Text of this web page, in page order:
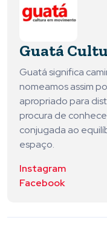
Guatá
Guatá significa
nomeamos assim
apropriado para
procura de
conjugada ao
espaço.
Instagram
Facebook